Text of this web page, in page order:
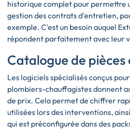
historique complet pour permettre
gestion des contrats d'entretien,
exemple. C'est un besoin auquel
répondent parfaitement avec leur
Catalogue de
Les logiciels spécialisés conçus
plombiers-chauffagistes donnent
de prix. Cela permet de chiffrer
utilisées lors des interventions,
qui est préconfigurée dans des